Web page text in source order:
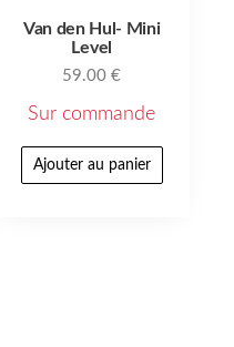
Van den Hul- Mini
Level
59.00€
Sur commande
Ajouter au panier